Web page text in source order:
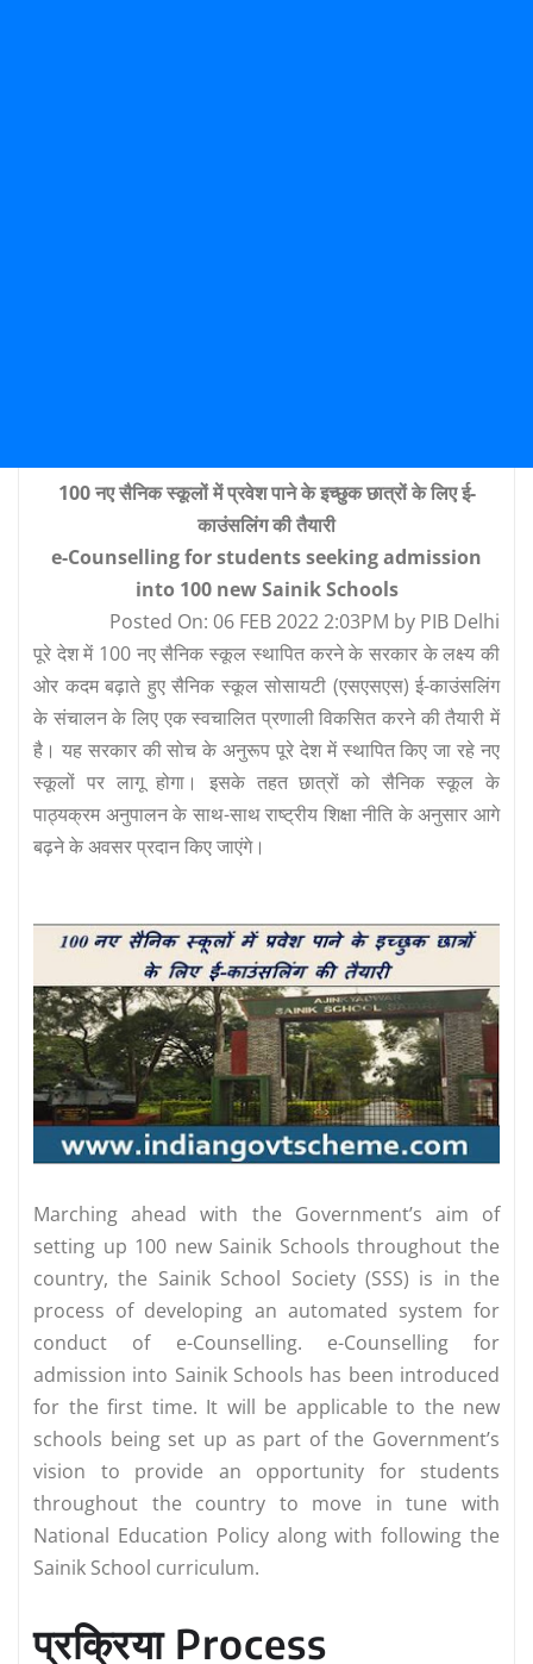
100 नए सैनिक स्कूलों में प्रवेश पाने के इच्छुक छात्रों के लिए ई-
काउंसलिंग की तैयारी
e-Counselling for students seeking admission
into 100 new Sainik Schools
Posted On: 06 FEB 2022 2:03PM by PIB Delhi
पूरे देश में 100 नए सैनिक स्कूल स्थापित करने के सरकार के लक्ष्य की
ओर कदम बढ़ाते हुए सैनिक स्कूल सोसायटी (एसएसएस) ई-काउंसलिंग
के संचालन के लिए एक स्वचालित प्रणाली विकसित करने की तैयारी में
है। यह सरकार की सोच के अनुरूप पूरे देश में स्थापित किए जा रहे नए
स्कूलों पर लागू होगा। इसके तहत छात्रों को सैनिक स्कूल के
पाठ्यक्रम अनुपालन के साथ-साथ राष्ट्रीय शिक्षा नीति के अनुसार आगे
बढ़ने के अवसर प्रदान किए जाएंगे।
Marching ahead with the Government’s aim of
setting up 100 new Sainik Schools throughout the
country, the Sainik School Society (SSS) is in the
process of developing an automated system for
conduct of e-Counselling. e-Counselling for
admission into Sainik Schools has been introduced
for the first time. It will be applicable to the new
schools being set up as part of the Government’s
vision to provide an opportunity for students
throughout the country to move in tune with
National Education Policy along with following the
Sainik School curriculum.
प्रक्रिया Process